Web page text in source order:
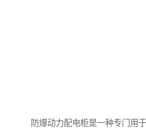
防爆动力配电柜是一种专门用